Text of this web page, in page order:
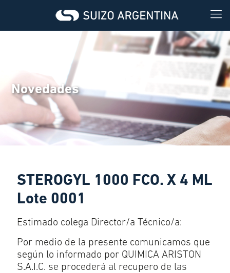
Novedades
STEROGYL 1000 FCO. X 4 ML
Lote 0001
Estimado colega Director/a Técnico/a:
Por medio de la presente comunicamos que
según lo informado por QUIMICA ARISTON
S.A.I.C. se procederá al recupero de las